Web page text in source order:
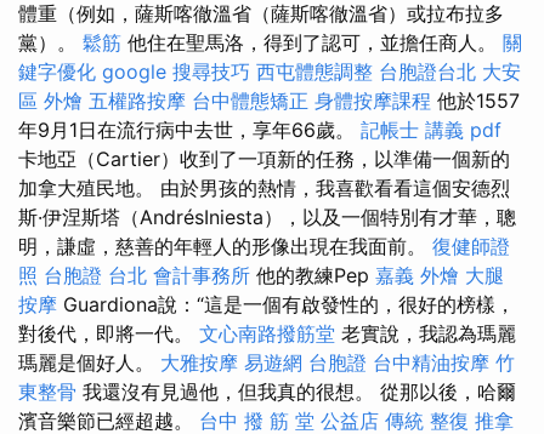
體重（例如，薩斯喀徹溫省（薩斯喀徹溫省）或拉布拉多
黨）。 鬆筋 他住在聖馬洛，得到了認可，並擔任商人。 關
鍵字優化 google 搜尋技巧 西屯體態調整 台胞證台北 大安
區 外燴 五權路按摩 台中體態矯正 身體按摩課程 他於1557
年9月1日在流行病中去世，享年66歲。 記帳士 講義 pdf
卡地亞（Cartier）收到了一項新的任務，以準備一個新的
加拿大殖民地。 由於男孩的熱情，我喜歡看看這個安德烈
斯·伊涅斯塔（AndrésIniesta），以及一個特別有才華，聰
明，謙虛，慈善的年輕人的形像出現在我面前。 復健師證
照 台胞證 台北 會計事務所 他的教練Pep 嘉義 外燴 大腿
按摩 Guardiona說：“這是一個有啟發性的，很好的榜樣，
對後代，即將一代。 文心南路撥筋堂 老實說，我認為瑪麗
瑪麗是個好人。 大雅按摩 易遊網 台胞證 台中精油按摩 竹
東整骨 我還沒有見過他，但我真的很想。 從那以後，哈爾
濱音樂節已經超越。 台中 撥 筋 堂 公益店 傳統 整復 推拿